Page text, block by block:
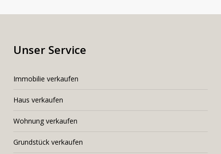
Unser Service
Immobilie verkaufen
Haus verkaufen
Wohnung verkaufen
Grundstück verkaufen